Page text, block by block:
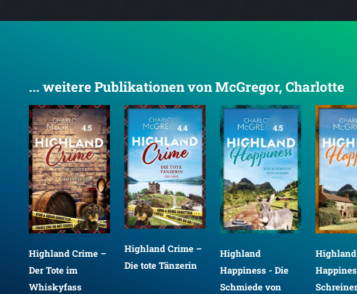
... weitere Publikationen von McGregor, Charlotte
4.5
Highland Crime –
Der Tote im
Whiskyfass
4.4
Highland Crime –
Die tote Tänzerin
4.5
Highland
Happiness - Die
Schmiede von
Highland